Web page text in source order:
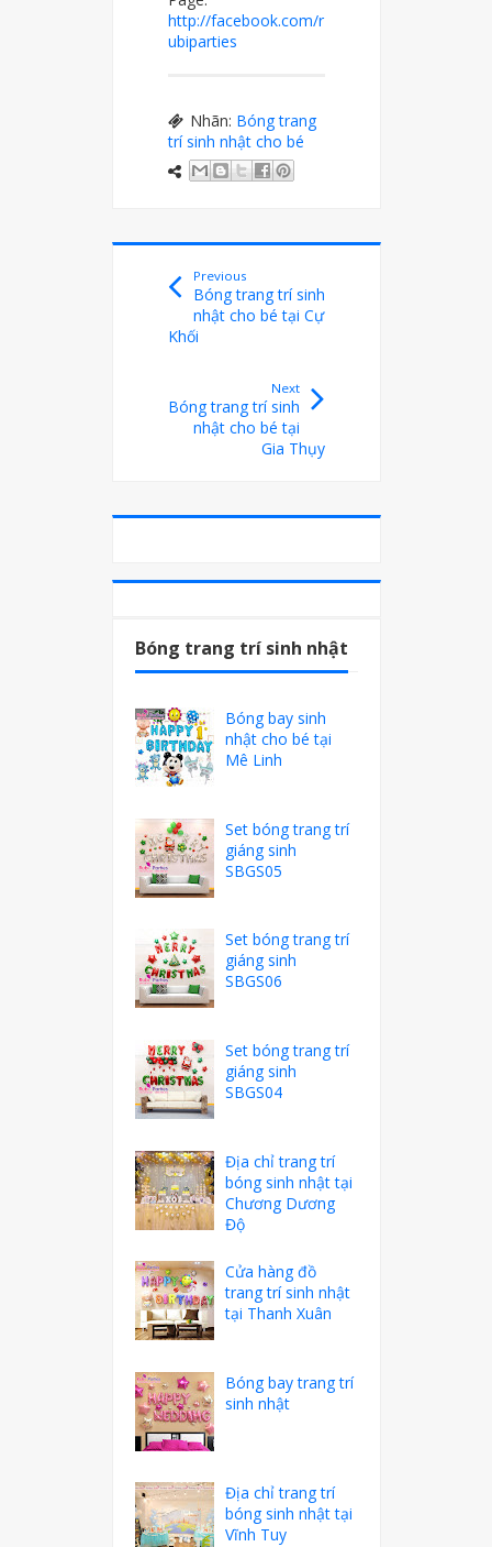
http://facebook.com/r
ubiparties
Nhãn: Bóng trang
trí sinh nhật cho bé
Previous
Bóng trang trí sinh
nhật cho bé tại Cự
Khối
Next
Bóng trang trí sinh
nhật cho bé tại
Gia Thụy
Bóng trang trí sinh nhật
Bóng bay sinh
nhật cho bé tại
Mê Linh
Set bóng trang trí
giáng sinh
SBGS05
Set bóng trang trí
giáng sinh
SBGS06
Set bóng trang trí
giáng sinh
SBGS04
Địa chỉ trang trí
bóng sinh nhật tại
Chương Dương
Độ
Cửa hàng đồ
trang trí sinh nhật
tại Thanh Xuân
Bóng bay trang trí
sinh nhật
Địa chỉ trang trí
bóng sinh nhật tại
Vĩnh Tuy